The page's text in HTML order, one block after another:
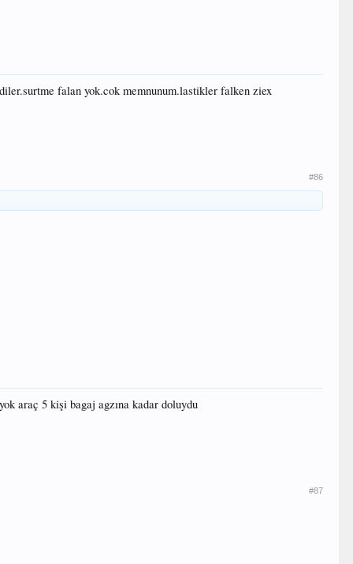
falan yok.cok memnunum.lastikler falken ziex
#86
araç 5 kişi bagaj agzına kadar doluydu
#87